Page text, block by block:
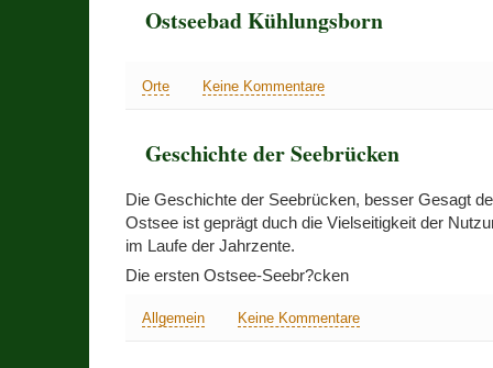
Ostseebad Kühlungsborn
Orte Keine Kommentare
Geschichte der Seebrücken
Die Geschichte der Seebrücken, besser Gesagt
Ostsee ist geprägt duch die Vielseitigkeit der
im Laufe der Jahrzente.
Die ersten Ostsee-Seebr?cken
Allgemein Keine Kommentare